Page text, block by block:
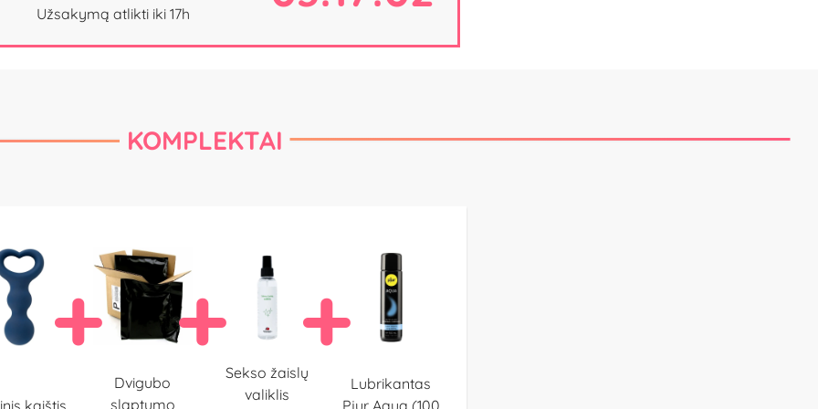
Užsakymą atlikti iki 17h
KOMPLEKTAI
kaištis
Dvigubo
slaptumo
Sekso žaislų
valiklis
Lubrikantas
Pjur Aqua (100